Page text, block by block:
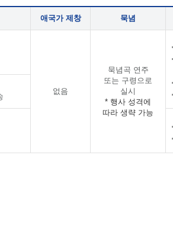
애국가 제창 묵념
없음
묵념곡 연주
또는 구령으로
실시
* 행사 성격에
따라 생략 가능